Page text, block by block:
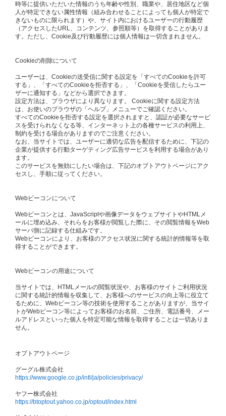
時等に提供いただいた情報のうち年齢や性別、職業や、居住地区など個
人が特定できない属性情報（組み合わせることによっても個人が特定で
きないものに限られます）や、サイト内におけるユーザーの行動履歴
（アクセスしたURL、コンテンツ、参照順等）を取得することがありま
す。ただし、Cookie及び行動履歴には個人情報は一切含まれません。
Cookieの削除について
ユーザーは、Cookieの送受信に関する設定を「すべてのCookieを許可
する」、「すべてのCookieを拒否する」、「Cookieを受信したらユー
ザーに通知する」などから選択できます。
設定方法は、ブラウザにより異なります。 Cookieに関する設定方法
は、お使いのブラウザの「ヘルプ」メニューでご確認ください。
すべてのCookieを拒否する設定を選択されますと、認証が必要なサービ
スを受けられなくなる等、インターネット上の各種サービスの利用上、
制約を受ける場合がありますのでご注意ください。
なお、当サイトでは、ユーザーに適切な広告を配信するために、下記の
企業が提供する行動ターゲティング広告サービスを利用する場合があり
ます。
このサービスを無効にしたい場合は、下記のオプトアウトページにアク
セスし、手順に従ってください。
Webビーコンについて
Webビーコンとは、JavaScriptや画像データをウェブサイトやHTMLメ
ールに埋め込み、それらをお客様が閲覧した際に、その閲覧情報をWeb
サーバ側に記録する仕組みです。
Webビーコンにより、お客様のアクセス状況に関する統計的情報等を取
得することができます。
Webビーコンの用途について
当サイトでは、HTMLメールの閲覧状況や、お客様のサイトご利用状況
に関する統計的情報を収集して、お客様へのサービスの向上等に役立て
るために、Webビーコン等の技術を使用することがありますが、当サイ
トがWebビーコン等によってお客様のお名前、ご住所、電話番号、メー
ルアドレスといった個人を特定可能な情報を取得することは一切ありま
せん。
オプトアウトページ
グーグル株式会社
https://www.google.co.jp/intl/ja/policies/privacy/
ヤフー株式会社
https://btoptout.yahoo.co.jp/optout/index.html